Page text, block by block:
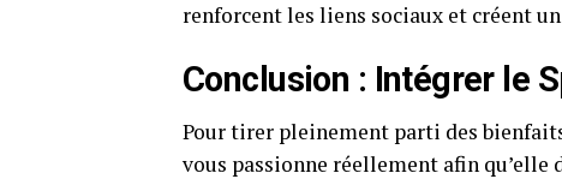
renforcent les liens sociaux et créent
Conclusion : Intégrer le
Pour tirer pleinement parti des
vous passionne réellement afin qu’elle